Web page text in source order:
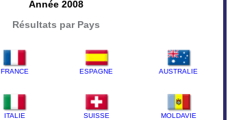
Année 2008
Résultats par Pays
FRANCE ESPAGNE AUSTRALIE
ITALIE SUISSE MOLDAVIE